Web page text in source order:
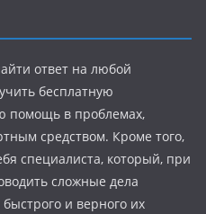
ответ на любой
бесплатную
помощь в проблемах,
средством. Кроме того,
специалиста, который, при
сложные дела
и верного их